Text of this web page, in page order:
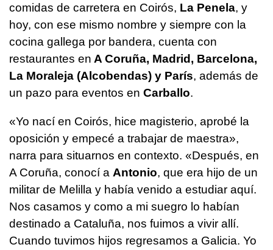
comidas de carretera en Coirós, La Penela, y
hoy, con ese mismo nombre y siempre con la
cocina gallega por bandera, cuenta con
restaurantes en A Coruña, Madrid, Barcelona,
La Moraleja (Alcobendas) y París, además de
un pazo para eventos en Carballo.
«Yo nací en Coirós, hice magisterio, aprobé la
oposición y empecé a trabajar de maestra»,
narra para situarnos en contexto. «Después, en
A Coruña, conocí a Antonio, que era hijo de un
militar de Melilla y había venido a estudiar aquí.
Nos casamos y como a mi suegro lo habían
destinado a Cataluña, nos fuimos a vivir allí.
Cuando tuvimos hijos regresamos a Galicia. Yo